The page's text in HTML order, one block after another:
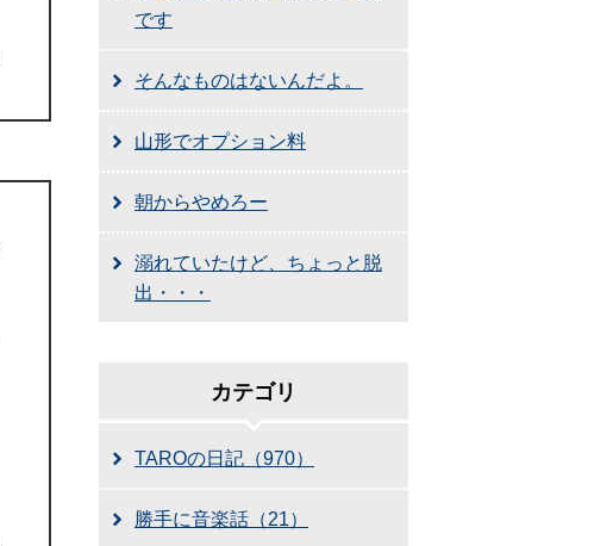
です
そんなものはないんだよ。
山形でオプション料
朝からやめろー
溺れていたけど、ちょっと脱
出・・・
カテゴリ
TAROの日記（970）
勝手に音楽話（21）